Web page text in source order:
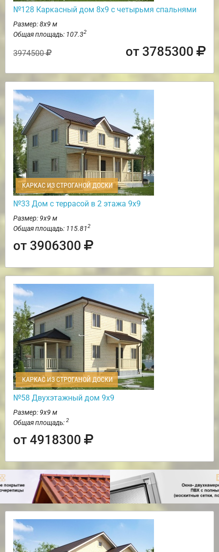
№128 Каркасный дом 8х9 с четырьмя спальнями
Размер: 8х9 м
Общая площадь: 107.32
3974500 от 3785300
КАРКАС ИЗ СТРОГАНОЙ ДОСКИ
№33 Дом с террасой в 2 этажа 9х9
Размер: 9х9 м
Общая площадь: 115.812
от 3906300
КАРКАС ИЗ СТРОГАНОЙ ДОСКИ
№58 Двухэтажный дом 9х9
Размер: 9х9 м
Общая площадь: 2
от 4918300